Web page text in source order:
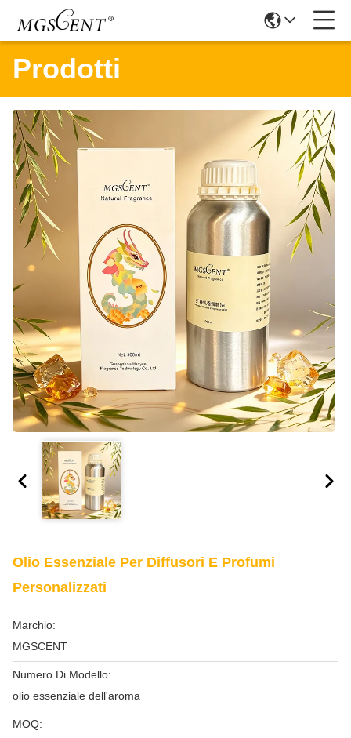
Prodotti
Olio Essenziale Per Diffusori E Profumi
Personalizzati
Marchio:
MGSCENT
Numero Di Modello:
olio essenziale dell'aroma
MOQ: